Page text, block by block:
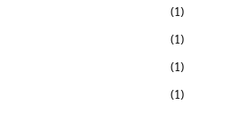
(1)
(1)
(1)
(1)